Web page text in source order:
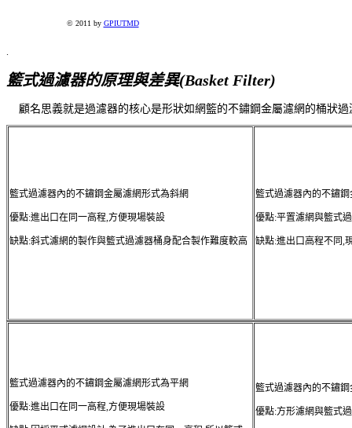
© 2011 by GPIUTMD
.
籃式過濾器的原理與差異(Basket Filter)
顧名思義就是過濾器的核心是形狀如網籃的不鏽鋼金屬濾網的桶狀
籃式過濾器內的不鏽鋼金屬濾網形式為斜網
優點:進出口在同一高程,方便現場裝設
缺點:斜式濾網的製作與籃式過濾器桶身配合製作難度較高
籃式過濾器內的不鏽
優點:平置濾網與籃
缺點:進出口高程不同,
籃式過濾器內的不鏽鋼金屬濾網形式為平網
優點:進出口在同一高程,方便現場裝設
籃式過濾器內的不鏽
優點:方形濾網與籃式